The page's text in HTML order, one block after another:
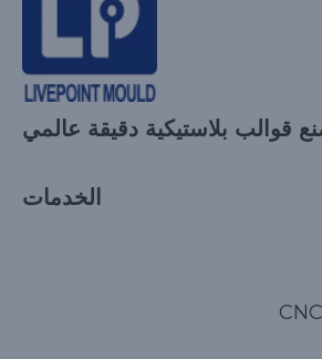
قوالب بلاستيكية دقيقة عالمي
الخدمات